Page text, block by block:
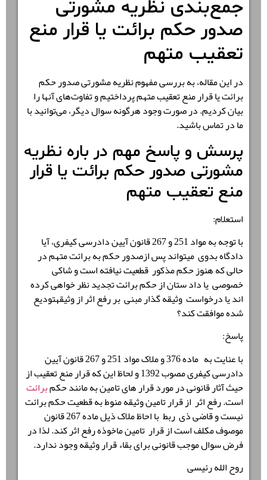
جمع‌بندی نظریه مشورتی
صدور حکم برائت یا قرار منع
تعقیب متهم
در این مقاله، به بررسی مفهوم نظریه مشورتی صدور حکم
برائت یا قرار منع تعقیب متهم پرداختیم و تفاوت‌های آنها را
بیان کردیم. در صورت وجود هرگونه سوال دیگر، می‌توانید با
ما در تماس باشید.
پرسش و پاسخ مهم در باره نظریه
مشورتی صدور حکم برائت یا قرار
منع تعقیب متهم
استعلام:
با توجه به مواد 251 و 267 قانون آیین دادرسی کیفری، آیا
دادگاه بدوی میتواند پس ازصدور حکم به برائت متهم در
حالی که هنوز حکم مذکور قطعیت نیافته است و شاکی
خصوصی یا داد ستان از حکم برائت تجدید نظر خواهی کرده
اند یا درخواست وثیقه گذار مبنی بر رفع اثر از وثیقهتودیع
شده موافقت کند؟
پاسخ:
با عنایت به ماده 376 و ملاک مواد 251 و 267 قانون آیین
دادرسی کیفری مصوب 1392 و لحاظ این که قرار منع تعقیب از
حیث آثار قانونی در مورد قرار های تامین به مانند حکمبرائت
است. رفع اثر از قرار تامین وثیقه منوط به قطعیت حکم برائت
نیست و قاضی ذی ربط با احاظ ملاک ذیل ماده 267 قانون
موصوف مکلف است از قرار تامین ماخوذه رفع اثر کند. لذا در
فرض سوال موجب قانونی برای بقاء قرار وثیقه وجود ندارد.
روح الله رئیسی